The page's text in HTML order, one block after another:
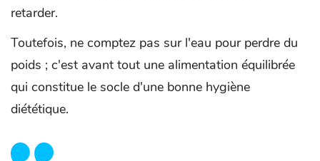
retarder.
Toutefois, ne comptez pas sur l'eau pour perdre du
poids ; c'est avant tout une alimentation équilibrée
qui constitue le socle d'une bonne hygiène
diététique.